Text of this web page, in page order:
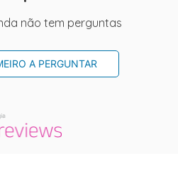
não tem perguntas
A PERGUNTAR